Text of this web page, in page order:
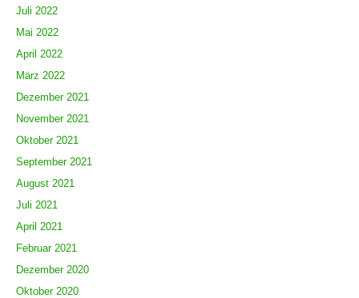
Juli 2022
Mai 2022
April 2022
März 2022
Dezember 2021
November 2021
Oktober 2021
September 2021
August 2021
Juli 2021
April 2021
Februar 2021
Dezember 2020
Oktober 2020